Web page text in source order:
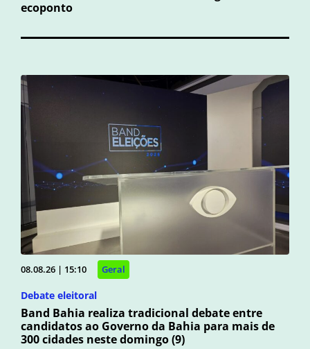
ecoponto
08.08.26 | 15:10 Geral
Debate eleitoral
Band Bahia realiza tradicional debate entre
candidatos ao Governo da Bahia para mais de
300 cidades neste domingo (9)